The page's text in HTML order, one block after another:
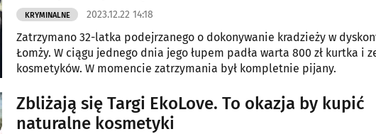
KRYMINALNE 2023.12.22 14:18
Zatrzymano 32-latka podejrzanego o dokonywanie kradzieży w
Łomży. W ciągu jednego dnia jego łupem padła warta 800 zł kurtka i
kosmetyków. W momencie zatrzymania był kompletnie pijany.
Zbliżają się Targi EkoLove. To okazja by kupić
naturalne kosmetyki